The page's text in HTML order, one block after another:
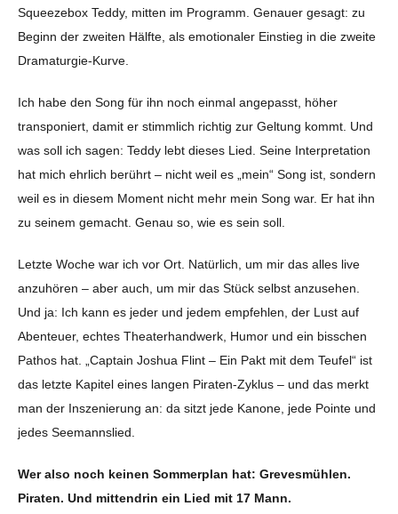
Squeezebox Teddy, mitten im Programm. Genauer gesagt: zu
Beginn der zweiten Hälfte, als emotionaler Einstieg in die zweite
Dramaturgie-Kurve.
Ich habe den Song für ihn noch einmal angepasst, höher
transponiert, damit er stimmlich richtig zur Geltung kommt. Und
was soll ich sagen: Teddy lebt dieses Lied. Seine Interpretation
hat mich ehrlich berührt – nicht weil es „mein“ Song ist, sondern
weil es in diesem Moment nicht mehr mein Song war. Er hat ihn
zu seinem gemacht. Genau so, wie es sein soll.
Letzte Woche war ich vor Ort. Natürlich, um mir das alles live
anzuhören – aber auch, um mir das Stück selbst anzusehen.
Und ja: Ich kann es jeder und jedem empfehlen, der Lust auf
Abenteuer, echtes Theaterhandwerk, Humor und ein bisschen
Pathos hat. „Captain Joshua Flint – Ein Pakt mit dem Teufel“ ist
das letzte Kapitel eines langen Piraten-Zyklus – und das merkt
man der Inszenierung an: da sitzt jede Kanone, jede Pointe und
jedes Seemannslied.
Wer also noch keinen Sommerplan hat: Grevesmühlen.
Piraten. Und mittendrin ein Lied mit 17 Mann.